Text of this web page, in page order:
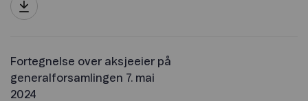
Fortegnelse over aksjeeier på
generalforsamlingen 7. mai
2024